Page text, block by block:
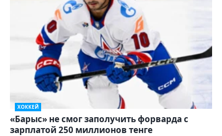
ХОККЕЙ
«Барыс» не смог заполучить форварда с
зарплатой 250 миллионов тенге